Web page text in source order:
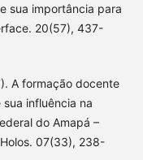
sua importância para
20(57), 437-
A formação docente
influência na
do Amapá –
07(33), 238-